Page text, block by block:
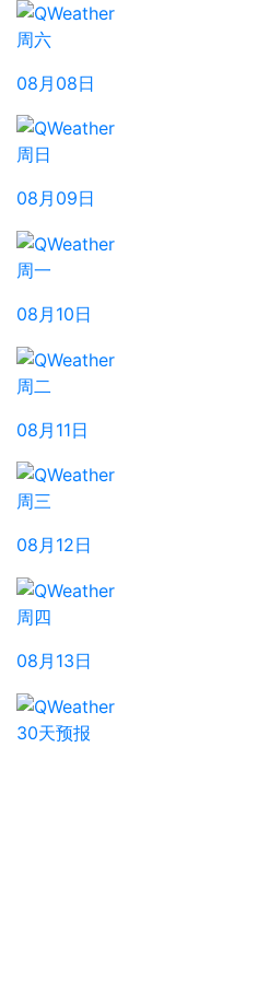
周六
08月08日
周日
08月09日
周一
08月10日
周二
08月11日
周三
08月12日
周四
08月13日
30天预报